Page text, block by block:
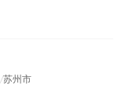
/苏州市